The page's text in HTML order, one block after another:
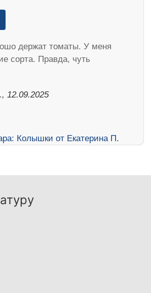
держат томаты. У меня
сорта. Правда, чуть
12.09.2025